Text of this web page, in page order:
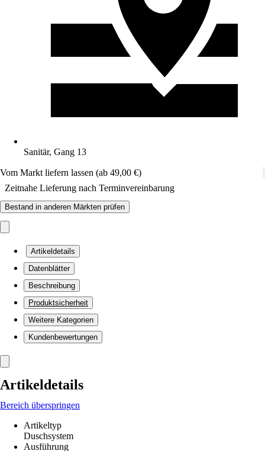
Sanitär, Gang 13
Vom Markt liefern lassen (ab 49,00 €)
Zeitnahe Lieferung nach Terminvereinbarung
Bestand in anderen Märkten prüfen
Artikeldetails
Datenblätter
Beschreibung
Produktsicherheit
Weitere Kategorien
Kundenbewertungen
Artikeldetails
Bereich überspringen
Artikeltyp
Duschsystem
Ausführung